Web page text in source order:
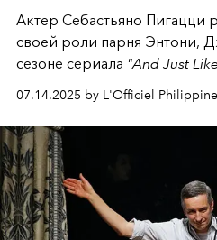
Актер Себастьяно Пигацци
своей роли парня Энтони,
сезоне сериала "And Just
07.14.2025 by L'Officiel